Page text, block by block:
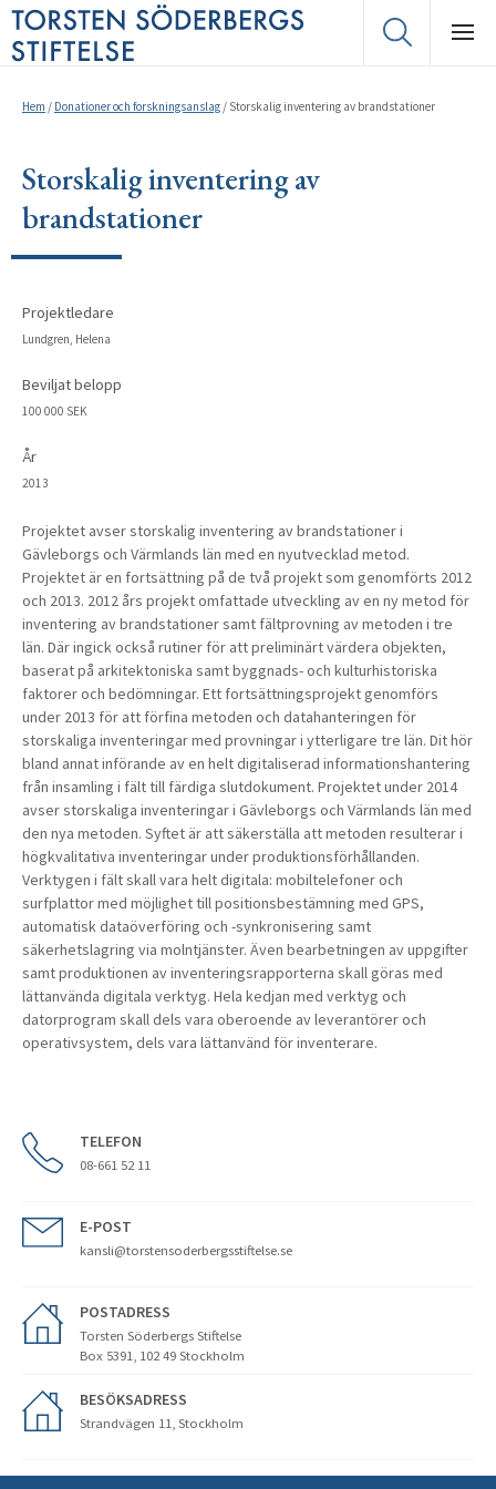
Hem / Donationer och forskningsanslag / Storskalig inventering av brandstationer
Storskalig inventering av
brandstationer
Projektledare
Lundgren, Helena
Beviljat belopp
100 000 SEK
År
2013
Projektet avser storskalig inventering av brandstationer i
Gävleborgs och Värmlands län med en nyutvecklad metod.
Projektet är en fortsättning på de två projekt som genomförts 2012
och 2013. 2012 års projekt omfattade utveckling av en ny metod för
inventering av brandstationer samt fältprovning av metoden i tre
län. Där ingick också rutiner för att preliminärt värdera objekten,
baserat på arkitektoniska samt byggnads- och kulturhistoriska
faktorer och bedömningar. Ett fortsättningsprojekt genomförs
under 2013 för att förfina metoden och datahanteringen för
storskaliga inventeringar med provningar i ytterligare tre län. Dit hör
bland annat införande av en helt digitaliserad informationshantering
från insamling i fält till färdiga slutdokument. Projektet under 2014
avser storskaliga inventeringar i Gävleborgs och Värmlands län med
den nya metoden. Syftet är att säkerställa att metoden resulterar i
högkvalitativa inventeringar under produktionsförhållanden.
Verktygen i fält skall vara helt digitala: mobiltelefoner och
surfplattor med möjlighet till positionsbestämning med GPS,
automatisk dataöverföring och -synkronisering samt
säkerhetslagring via molntjänster. Även bearbetningen av uppgifter
samt produktionen av inventeringsrapporterna skall göras med
lättanvända digitala verktyg. Hela kedjan med verktyg och
datorprogram skall dels vara oberoende av leverantörer och
operativsystem, dels vara lättanvänd för inventerare.
TELEFON
08-661 52 11
E-POST
kansli@torstensoderbergsstiftelse.se
POSTADRESS
Torsten Söderbergs Stiftelse
Box 5391, 102 49 Stockholm
BESÖKSADRESS
Strandvägen 11, Stockholm